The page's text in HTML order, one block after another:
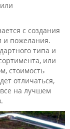
с создания
и пожелания.
типа и
или
стоимость
отличаться,
на лучшем